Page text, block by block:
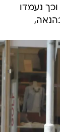
נעמדו